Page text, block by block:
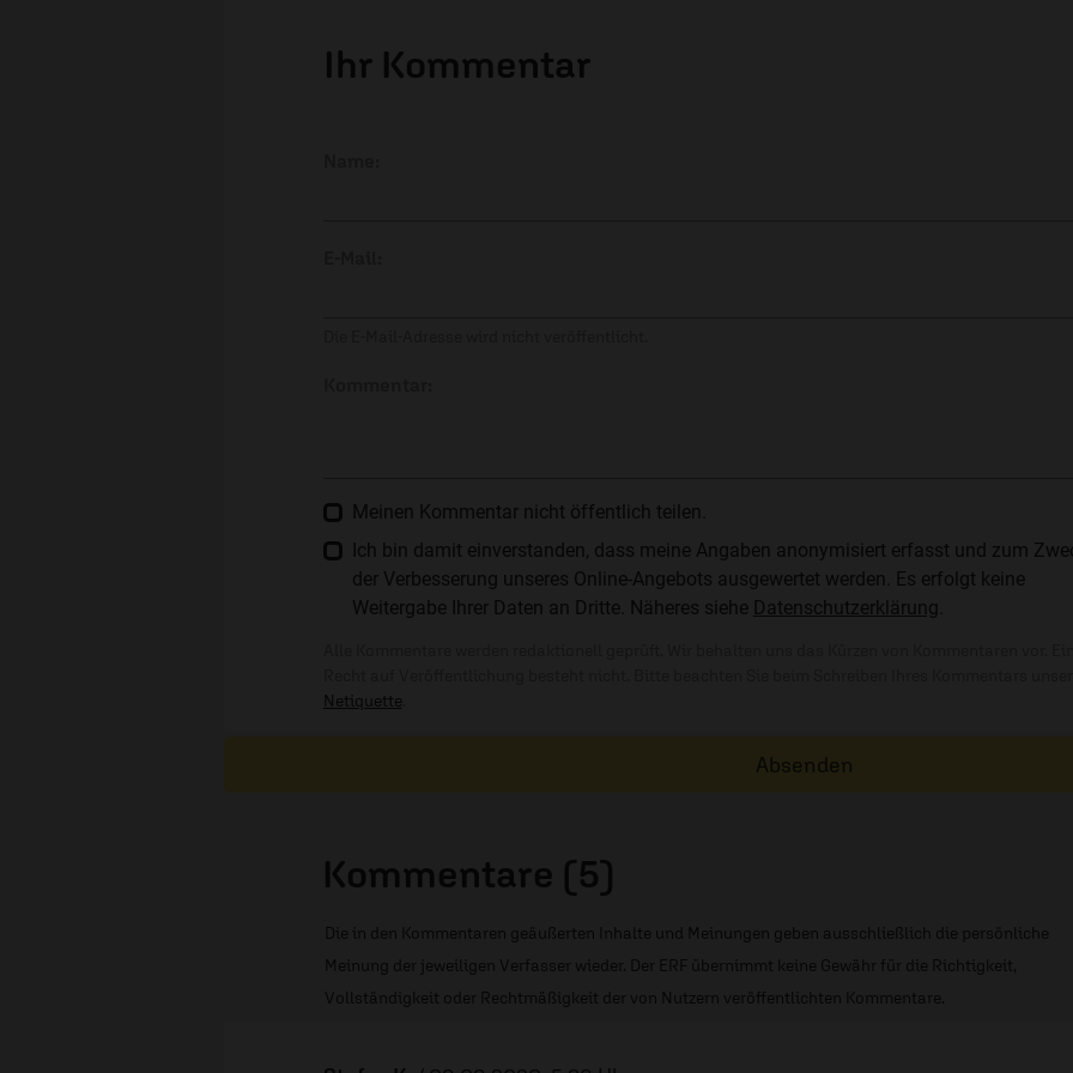
Ihr Kommentar
Meinen Kommentar nicht öffentlich teilen.
Ich bin damit einverstanden, dass meine Angaben anonymisiert erfasst und zum
der Verbesserung unseres Online-Angebots ausgewertet werden. Es erfolgt keine
Weitergabe Ihrer Daten an Dritte. Näheres siehe Datenschutzerklärung
Netiquette
Absenden
Kommentare (5)
Die in den Kommentaren geäußerten Inhalte und Meinungen geben ausschließlich die persönliche
Meinung der jeweiligen Verfasser wieder. Der ERF übernimmt keine Gewähr für die Richtigkeit,
Vollständigkeit oder Rechtmäßigkeit der von Nutzern veröffentlichten Kommentare.